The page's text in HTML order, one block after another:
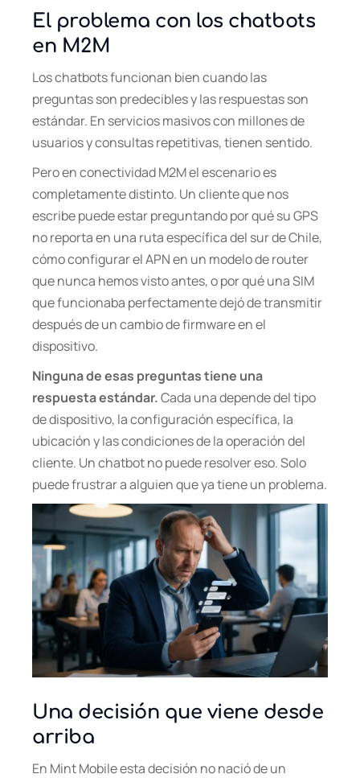
El problema con los chatbots
en M2M
Los chatbots funcionan bien cuando las
preguntas son predecibles y las respuestas son
estándar. En servicios masivos con millones de
usuarios y consultas repetitivas, tienen sentido.
Pero en conectividad M2M el escenario es
completamente distinto. Un cliente que nos
escribe puede estar preguntando por qué su GPS
no reporta en una ruta específica del sur de Chile,
cómo configurar el APN en un modelo de router
que nunca hemos visto antes, o por qué una SIM
que funcionaba perfectamente dejó de transmitir
después de un cambio de firmware en el
dispositivo.
Ninguna de esas preguntas tiene una
respuesta estándar.Cada una depende del tipo
de dispositivo, la configuración específica, la
ubicación y las condiciones de la operación del
cliente. Un chatbot no puede resolver eso. Solo
puede frustrar a alguien que ya tiene un problema.
Una decisión que viene desde
arriba
En Mint Mobile esta decisión no nació de un